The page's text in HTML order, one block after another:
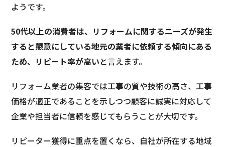
ようです。
50代以上の消費者は、リフォームに関するニーズが発生
すると懇意にしている地元の業者に依頼する傾向にある
ため、リピート率が高いと言えます。
リフォーム業者の集客では工事の質や技術の高さ、工事
価格が適正であることを示しつつ顧客に誠実に対応して
企業や担当者に信頼を感じてもらうことが大切です。
リピーター獲得に重点を置くなら、自社が所在する地域